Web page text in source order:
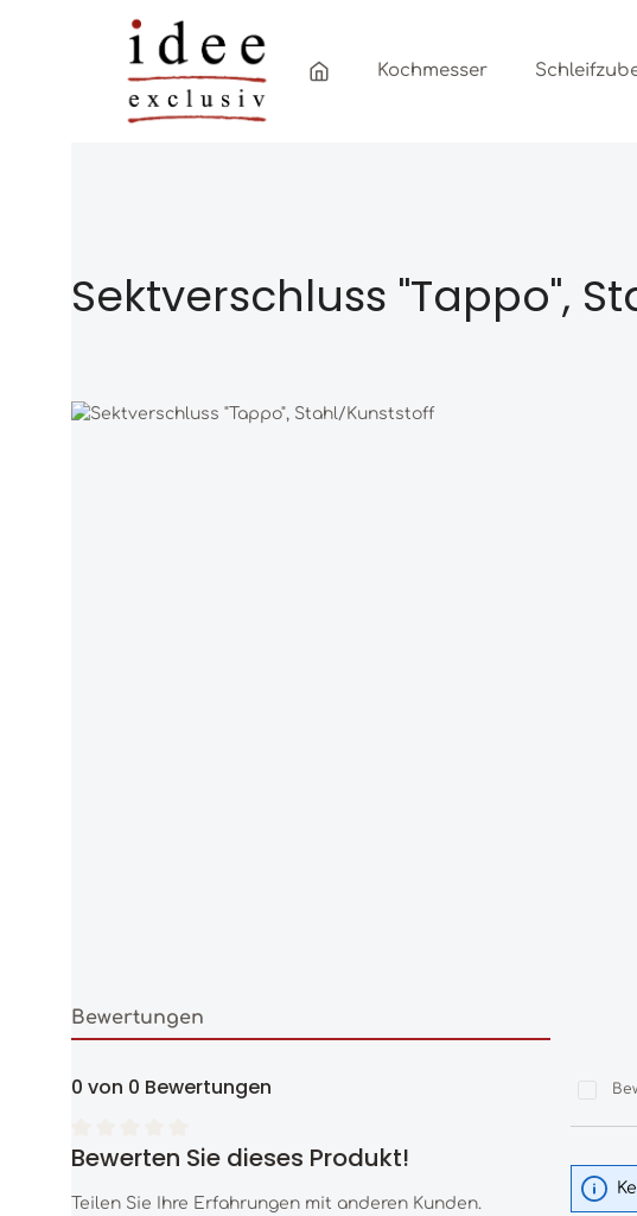
Zum Hauptinhalt springen
Zur Hauptnavigation springen
Kochmesser
Sektverschluss "Tappo",
Bildergalerie überspringen
Bewertungen
0 von 0 Bewertungen
Durchschnittliche Bewertung von 0 von 5 Sternen
Bewerten Sie dieses Produkt!
Teilen Sie Ihre Erfahrungen mit anderen Kunden.